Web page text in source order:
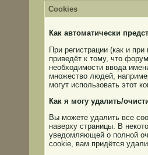
Cookies
Как автоматически
При регистрации (как и
приведёт к тому, что
необходимости ввода
множество людей,
могут использовать этот
Как я могу удалить/
Вы можете удалить все
наверху страницы. В
уведомляющей о полной
cookie, вам придётся